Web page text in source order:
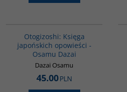
Otogizoshi: Księga
japońskich opowieści -
Osamu Dazai
Dazai Osamu
45.00PLN